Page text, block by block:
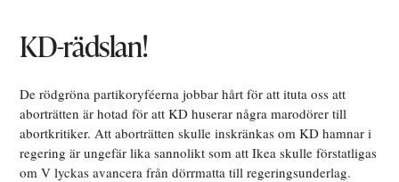
KD-rädslan!
De rödgröna partikoryféerna jobbar hårt för att ituta oss att
aborträtten är hotad för att KD huserar några marodörer till
abortkritiker. Att aborträtten skulle inskränkas om KD hamnar i
regering är ungefär lika sannolikt som att Ikea skulle förstatligas
om V lyckas avancera från dörrmatta till regeringsunderlag.